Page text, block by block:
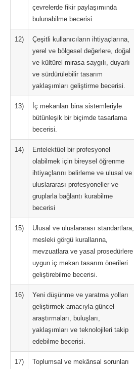
çevrelerde fikir paylaşımında
bulunabilme becerisi.
12)
Çeşitli kullanıcıların ihtiyaçlarına,
yerel ve bölgesel değerlere, doğal
ve kültürel mirasa saygılı, duyarlı
ve sürdürülebilir tasarım
yaklaşımları geliştirme becerisi.
13)
İç mekanları bina sistemleriyle
bütünleşik bir biçimde tasarlama
becerisi.
14)
Entelektüel bir profesyonel
olabilmek için bireysel öğrenme
ihtiyaçlarını belirleme ve ulusal ve
uluslararası profesyoneller ve
gruplarla bağlantı kurabilme
becerisi
15)
Ulusal ve uluslararası standartlara,
mesleki görgü kurallarına,
mevzuatlara ve yasal prosedürlere
uygun iç mekan tasarım önerileri
geliştirebilme becerisi.
16)
Yeni düşünme ve yaratma yolları
geliştirmek amacıyla güncel
araştırmaları, buluşları,
yaklaşımları ve teknolojileri takip
edebilme becerisi.
17)
Toplumsal ve mekânsal sorunları